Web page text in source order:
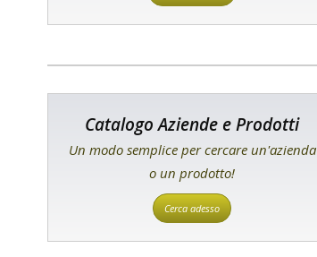
Catalogo Aziende e Prodotti
Un modo semplice per cercare un'azienda
o un prodotto!
Cerca adesso